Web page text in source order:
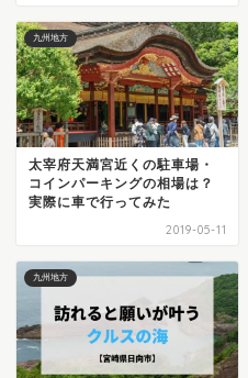
九州地方
太宰府天満宮近くの駐車場・
コインパーキングの相場は？
実際に車で行ってみた
2019-05-11
九州地方